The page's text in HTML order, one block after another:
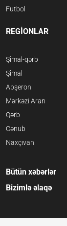
Futbol
REGİONLAR
Şimal-qərb
Şimal
Abşeron
Mərkəzi Aran
Qərb
Cənub
Naxçıvan
Bütün xəbərlər
Bizimlə əlaqə